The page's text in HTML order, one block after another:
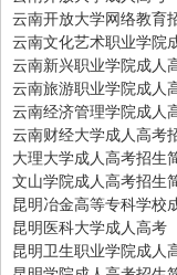
云南开放大学网络教育
云南文化艺术职业学院
云南新兴职业学院成人
云南旅游职业学院成人
云南经济管理学院成人
云南财经大学成人高考
大理大学成人高考招生
文山学院成人高考招生
昆明冶金高等专科学校
昆明医科大学成人高考
昆明卫生职业学院成人